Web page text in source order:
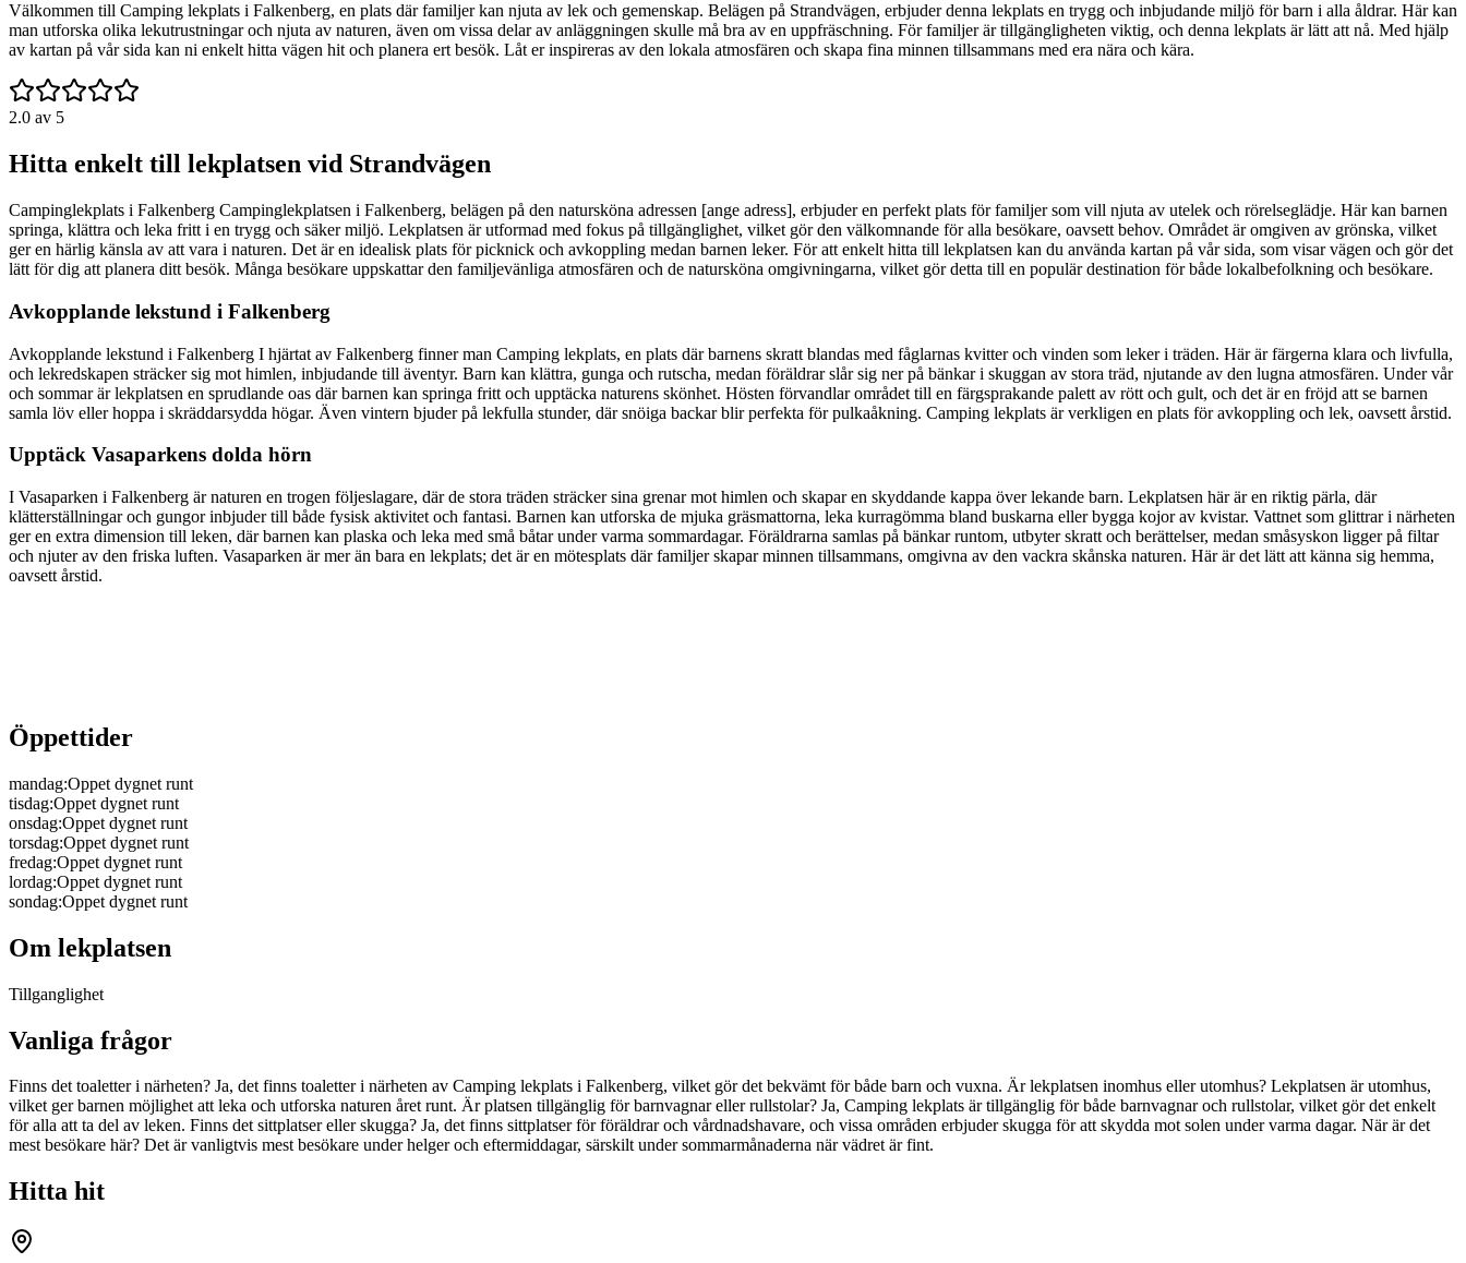
Välkommen till Camping lekplats i Falkenberg, en plats där familjer kan njuta av lek och gemenskap. Belägen på Strandvägen, erbjuder denna lekplats en trygg och inbjudande miljö för barn i alla åldrar. Här kan
man utforska olika lekutrustningar och njuta av naturen, även om vissa delar av anläggningen skulle må bra av en uppfräschning. För familjer är tillgängligheten viktig, och denna lekplats är lätt att nå. Med hjälp
av kartan på vår sida kan ni enkelt hitta vägen hit och planera ert besök. Låt er inspireras av den lokala atmosfären och skapa fina minnen tillsammans med era nära och kära.
2.0 av 5
Hitta enkelt till lekplatsen vid Strandvägen
Campinglekplats i Falkenberg Campinglekplatsen i Falkenberg, belägen på den natursköna adressen [ange adress], erbjuder en perfekt plats för familjer som vill njuta av utelek och rörelseglädje. Här kan barnen
springa, klättra och leka fritt i en trygg och säker miljö. Lekplatsen är utformad med fokus på tillgänglighet, vilket gör den välkomnande för alla besökare, oavsett behov. Området är omgiven av grönska, vilket
ger en härlig känsla av att vara i naturen. Det är en idealisk plats för picknick och avkoppling medan barnen leker. För att enkelt hitta till lekplatsen kan du använda kartan på vår sida, som visar vägen och gör det
lätt för dig att planera ditt besök. Många besökare uppskattar den familjevänliga atmosfären och de natursköna omgivningarna, vilket gör detta till en populär destination för både lokalbefolkning och besökare.
Avkopplande lekstund i Falkenberg
Avkopplande lekstund i Falkenberg I hjärtat av Falkenberg finner man Camping lekplats, en plats där barnens skratt blandas med fåglarnas kvitter och vinden som leker i träden. Här är färgerna klara och livfulla,
och lekredskapen sträcker sig mot himlen, inbjudande till äventyr. Barn kan klättra, gunga och rutscha, medan föräldrar slår sig ner på bänkar i skuggan av stora träd, njutande av den lugna atmosfären. Under vår
och sommar är lekplatsen en sprudlande oas där barnen kan springa fritt och upptäcka naturens skönhet. Hösten förvandlar området till en färgsprakande palett av rött och gult, och det är en fröjd att se barnen
samla löv eller hoppa i skräddarsydda högar. Även vintern bjuder på lekfulla stunder, där snöiga backar blir perfekta för pulkaåkning. Camping lekplats är verkligen en plats för avkoppling och lek, oavsett årstid.
Upptäck Vasaparkens dolda hörn
I Vasaparken i Falkenberg är naturen en trogen följeslagare, där de stora träden sträcker sina grenar mot himlen och skapar en skyddande kappa över lekande barn. Lekplatsen här är en riktig pärla, där
klätterställningar och gungor inbjuder till både fysisk aktivitet och fantasi. Barnen kan utforska de mjuka gräsmattorna, leka kurragömma bland buskarna eller bygga kojor av kvistar. Vattnet som glittrar i närheten
ger en extra dimension till leken, där barnen kan plaska och leka med små båtar under varma sommardagar. Föräldrarna samlas på bänkar runtom, utbyter skratt och berättelser, medan småsyskon ligger på filtar
och njuter av den friska luften. Vasaparken är mer än bara en lekplats; det är en mötesplats där familjer skapar minnen tillsammans, omgivna av den vackra skånska naturen. Här är det lätt att känna sig hemma,
oavsett årstid.
Öppettider
mandag:Oppet dygnet runt
tisdag:Oppet dygnet runt
onsdag:Oppet dygnet runt
torsdag:Oppet dygnet runt
fredag:Oppet dygnet runt
lordag:Oppet dygnet runt
sondag:Oppet dygnet runt
Om lekplatsen
Tillganglighet
Vanliga frågor
Finns det toaletter i närheten? Ja, det finns toaletter i närheten av Camping lekplats i Falkenberg, vilket gör det bekvämt för både barn och vuxna. Är lekplatsen inomhus eller utomhus? Lekplatsen är utomhus,
vilket ger barnen möjlighet att leka och utforska naturen året runt. Är platsen tillgänglig för barnvagnar eller rullstolar? Ja, Camping lekplats är tillgänglig för både barnvagnar och rullstolar, vilket gör det enkelt
för alla att ta del av leken. Finns det sittplatser eller skugga? Ja, det finns sittplatser för föräldrar och vårdnadshavare, och vissa områden erbjuder skugga för att skydda mot solen under varma dagar. När är det
mest besökare här? Det är vanligtvis mest besökare under helger och eftermiddagar, särskilt under sommarmånaderna när vädret är fint.
Hitta hit